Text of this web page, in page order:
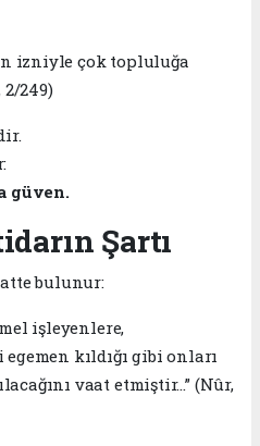
izniyle çok topluluğa
249)
güven.
Şartı
bulunur:
işleyenlere,
kıldığı gibi onları
vaat etmiştir…” (Nûr,